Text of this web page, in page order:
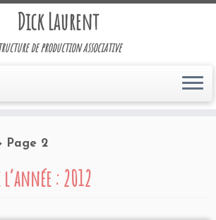
Dick Laurent
de production associative
Page 2
l’année :2012